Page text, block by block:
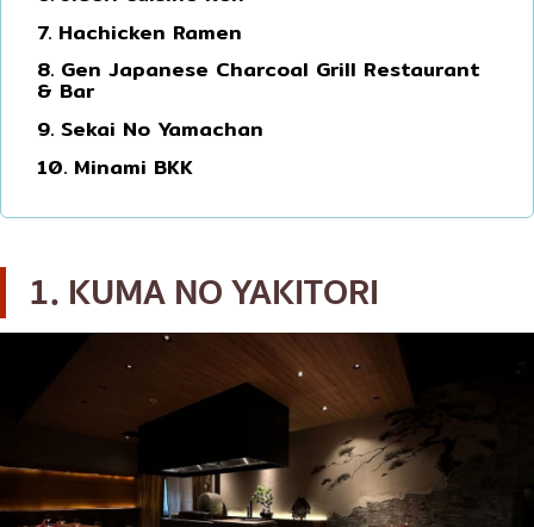
ของย่างเสียบไม้/เครื่องในย่าง
ร้านอาหารญี่ปุ่นแบบดั้งเดิม
ทาโกะยากิ
โอเด้ง/เมนูตุ๋นสไตล์ญี่ปุ่น
อาหารชุด/อาหารญี่ปุ่นสไตล์โฮมคุกกิ้ง
นนทบุรี
ลาดพร้าว
สมุทรปราการ
ปทุมธานี
สมุทรสาคร
พัทยา
ธนิยะ
พระราม 3
อื่นๆ
7. Hachicken Ramen
8. Gen Japanese Charcoal Grill Restaurant
& Bar
9. Sekai No Yamachan
10. Minami BKK
1. KUMA NO YAKITORI